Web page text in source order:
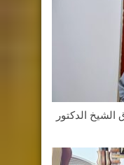
الدكتور